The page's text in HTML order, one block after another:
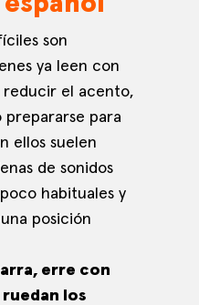
son
ya leen con
reducir el acento,
para
ellos suelen
de sonidos
habituales y
posición
erre con
los